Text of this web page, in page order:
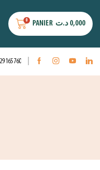
0 PANIER 0,000 د.ت
165 760